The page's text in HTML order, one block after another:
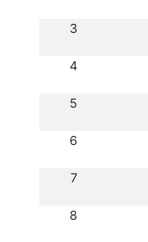
3
4
5
6
7
8